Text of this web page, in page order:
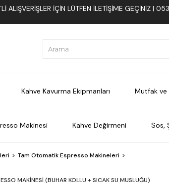
ALIŞVERIŞLER İÇIN LÜTFEN ILETIŞIME GEÇINIZ |
Kahve Kavurma Ekipmanları Mutfak ve
Makinesi Kahve Değirmeni Sos,
Tam Otomatik Espresso Makineleri
MAKİNESİ (BUHAR KOLLU + SICAK SU MUSLUĞU)